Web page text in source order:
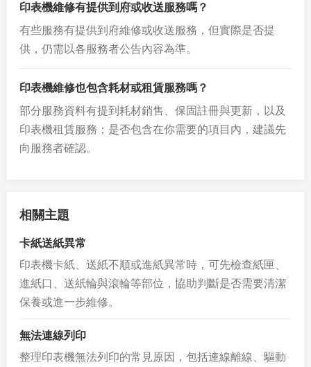
印表機維修有提供到府或收送服務嗎？
有些服務有提供到府維修或收送服務，但實際是否提
供，仍需以各服務者公告內容為準。
印表機維修也包含耗材或租賃服務嗎？
部分服務資料有提到耗材銷售、保固註冊與更新，以及
印表機租賃服務；是否包含在你需要的項目內，建議先
向服務者確認。
相關主題
卡紙送紙異常
印表機卡紙、送紙不順或進紙異常時，可先檢查紙匣、
進紙口、送紙輪與滾輪等部位，協助判斷是否需要清潔
保養或進一步維修。
無法連線列印
整理印表機無法列印的常見原因，包括連線離線、驅動